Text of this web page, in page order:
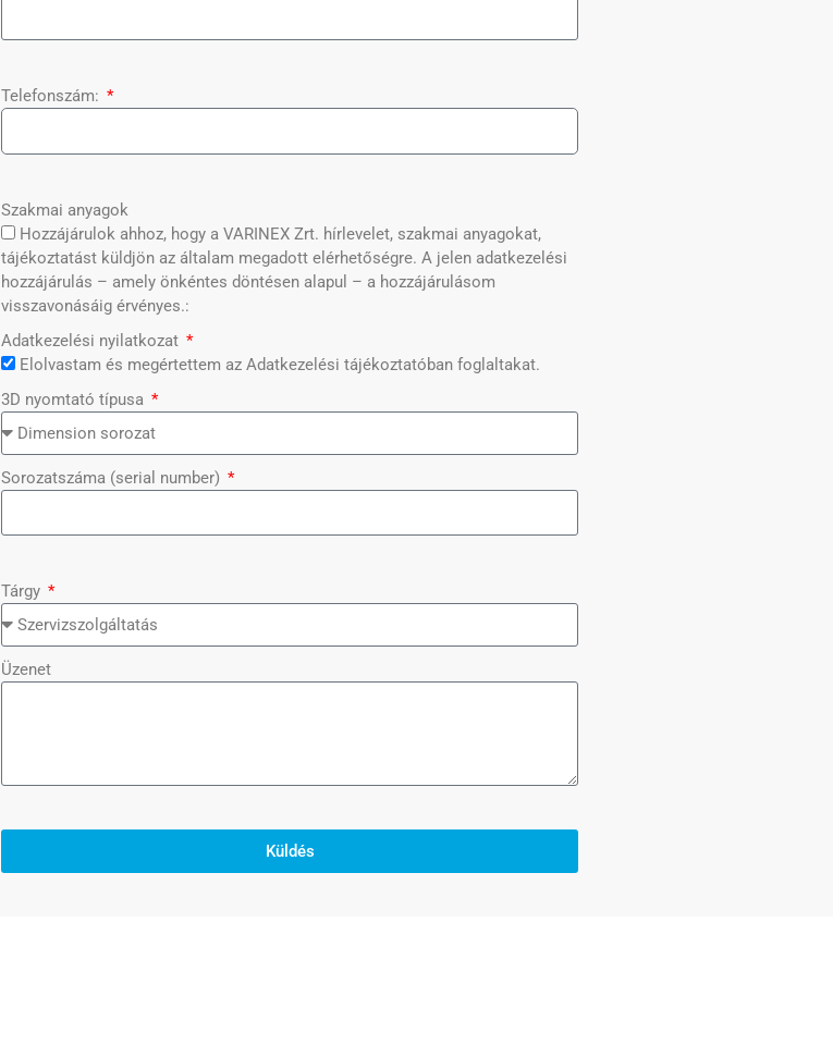
Telefonszám:
Szakmai anyagok
Hozzájárulok ahhoz, hogy a VARINEX Zrt. hírlevelet, szakmai anyagokat,
tájékoztatást küldjön az általam megadott elérhetőségre. A jelen adatkezelési
hozzájárulás – amely önkéntes döntésen alapul – a hozzájárulásom
visszavonásáig érvényes.:
Adatkezelési nyilatkozat
Elolvastam és megértettem az Adatkezelési tájékoztatóban foglaltakat.
3D nyomtató típusa
Sorozatszáma (serial number)
Tárgy
Üzenet
Küldés